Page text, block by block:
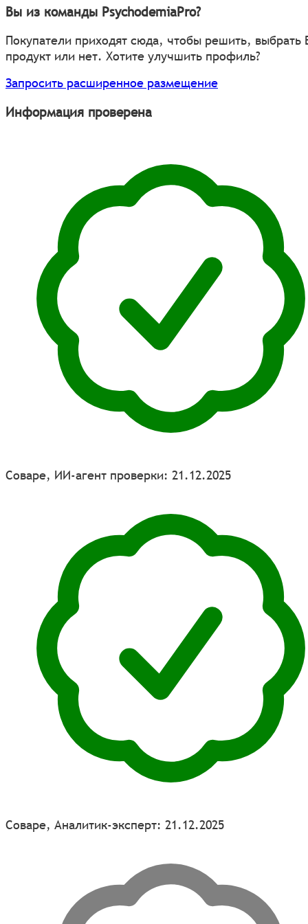
Вы из команды PsychodemiaPro?
Покупатели приходят сюда, чтобы решить, выбрать
продукт или нет. Хотите улучшить профиль?
Запросить расширенное размещение
Информация проверена
Соваре, ИИ-агент проверки: 21.12.2025
Соваре, Аналитик-эксперт: 21.12.2025